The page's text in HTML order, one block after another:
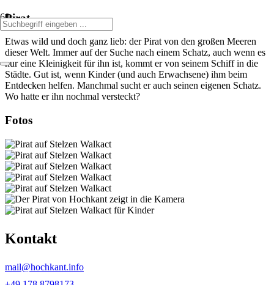
Pirat
Etwas wild und doch ganz lieb: der Pirat von den großen Meeren
dieser Welt. Immer auf der Suche nach einem Schatz, auch wenn es
nur eine Kleinigkeit für ihn ist, kommt er von seinem Schiff in die
Städte. Gut ist, wenn Kinder (und auch Erwachsene) ihm beim
Entdecken helfen. Manchmal sucht er auch seinen eigenen Schatz.
Wo hatte er ihn nochmal versteckt?
Fotos
Kontakt
mail@hochkant.info